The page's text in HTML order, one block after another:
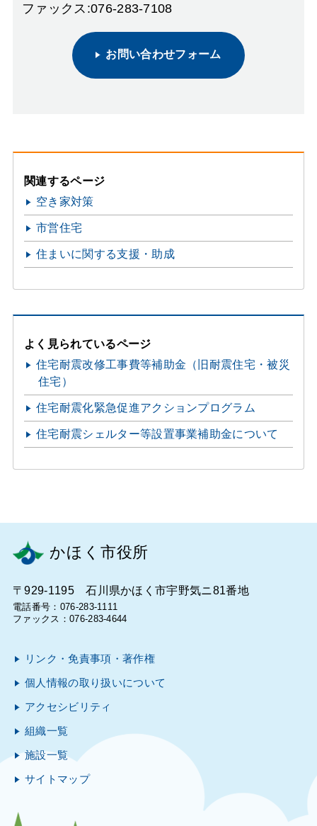
ファックス:076-283-7108
お問い合わせフォーム
関連するページ
空き家対策
市営住宅
住まいに関する支援・助成
よく見られているページ
住宅耐震改修工事費等補助金（旧耐震住宅・被災
住宅）
住宅耐震化緊急促進アクションプログラム
住宅耐震シェルター等設置事業補助金について
かほく市役所
〒929-1195 石川県かほく市宇野気ニ81番地
電話番号：076-283-1111
ファックス：076-283-4644
リンク・免責事項・著作権
個人情報の取り扱いについて
アクセシビリティ
組織一覧
施設一覧
サイトマップ